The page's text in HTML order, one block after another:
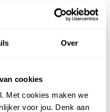
Over
cookies
Met cookies maken we
voor jou. Denk aan